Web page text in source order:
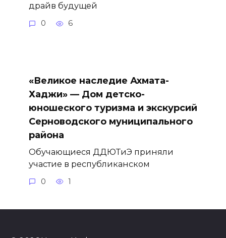
драйв будущей
0 6
«Великое наследие Ахмата-
Хаджи» — Дом детско-
юношеского туризма и экскурсий
Серноводского муниципального
района
Обучающиеся ДДЮТиЭ приняли
участие в республиканском
0 1